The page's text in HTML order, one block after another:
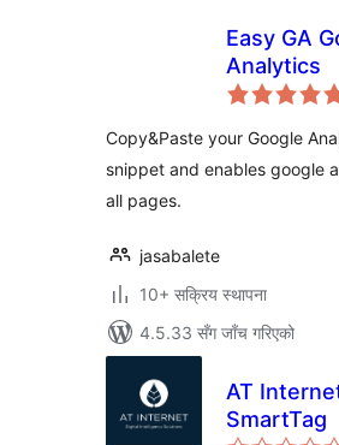
Easy GA
Analytics
Copy&Paste your Google
snippet and enables google
all pages.
jasabalete
10+ सक्रिय स्थापना
4.5.33 सँग जाँच गरिएको
AT
SmartTag